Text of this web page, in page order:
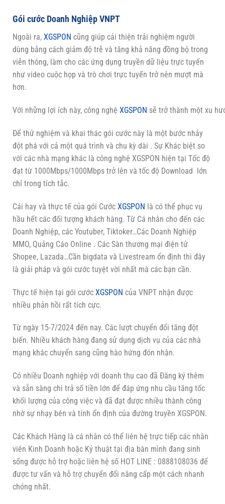
Gói cước Doanh Nghiệp VNPT
Ngoài ra, XGSPON cũng giúp cải thiện trải nghiệm người
dùng bằng cách giảm độ trễ và tăng khả năng đồng bộ trong
viễn thông, làm cho các ứng dụng truyền dữ liệu trực tuyến
như video cuộc họp và trò chơi trực tuyến trở nên mượt mà
hơn.
Với những lợi ích này, công nghệ XGSPON sẽ trở thành một xu
Để thử nghiệm và khai thác gói cước này là một bước nhảy
đột phá với cả một quá trình và chu kỳ dài . Sự Khác biệt so
với các nhà mạng khác là công nghệ XGSPON hiện tại Tốc độ
đạt từ 1000Mbps/1000Mbps trở lên và tốc độ Download lớn
chỉ trong tích tắc.
Cái hay và thực tế của gói Cước XGSPON là có thể phục vụ
hầu hết các đối tượng khách hàng. Từ Cá nhân cho đến các
Doanh Nghiệp, các Youtuber, Tiktoker…Các Doanh Nghiệp
MMO, Quảng Cáo Online . Các Sàn thương mại điện tử
Shopee, Lazada…Cần bigdata và Livestream ổn định thì đây
là giải pháp và gói cước tuyệt vời nhất mà các bạn cần.
Thực tế hiện tại gói cước XGSPON của VNPT nhận được
nhiều phản hồi rất tích cực.
Từ ngày 15-7/2024 đến nay. Các lượt chuyển đổi tăng đột
biến. Nhiều khách hàng đang sử dụng dịch vụ của các nhà
mạng khác chuyển sang cũng hào hứng đón nhận.
Có nhiều Doanh nghiệp với doanh thu cao đã Đăng ký thêm
và sẵn sàng chi trả số tiền lớn để đáp ứng nhu cầu tăng tốc
khối lượng của công việc và đã đạt được nhiều thành công
nhờ sự nhạy bén và tính ổn định của đường truyền XGSPON.
Các Khách Hàng là cá nhân có thể liên hệ trực tiếp các nhân
viên Kinh Doanh hoặc Kỷ thuật tại địa bàn mình đang sinh
sống được hỗ trợ hoặc liên hệ số HOT LINE : 0888108036 để
được tư vấn và hỗ trợ chuyển đổi nâng cấp một cách nhanh
chóng nhất.